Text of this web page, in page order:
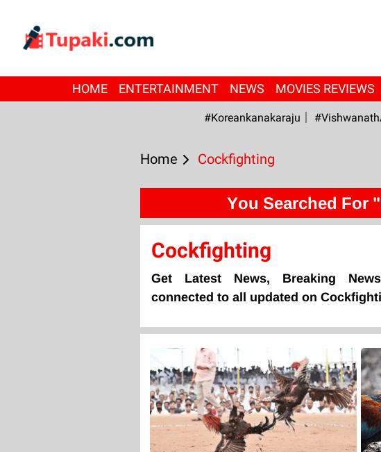
HOME ENTERTAINMENT NEWS MOVIES REVIEWS
#Koreankanakaraju
Home Cockfighting
You Searched
Cockfighting
Get Latest News, Breaking
connected to all updated on